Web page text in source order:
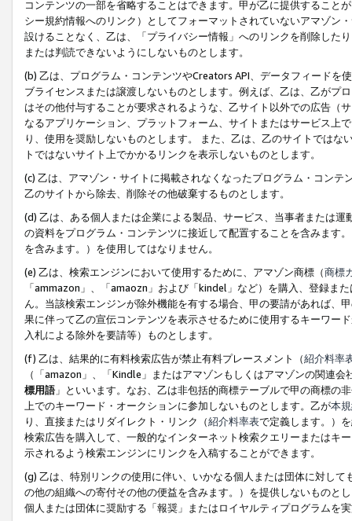
コンテンツの一部を省略することはできます。甲が乙に提供すること
シー規約情報へのリンク）としてフォーマットされていないアマゾン
設けることなく、乙は、「プライバシー情報」へのリンクを削除した
または判読できないようにしないものとします。
(b) 乙は、プログラム・コンテンツやCreators API、データフィード
ブライセンスまたは譲渡しないものとします。例えば、乙は、乙がプ
はその他付与することが要求されるような、乙サイト以外での広告（
なるアプリケーション、プラットフォーム、サイトまたはサービス上
り、使用を奨励しないものとします。 また、乙は、乙のサイトでは
トではないサイト上でかかるリンクを表示しないものとします。
(c) 乙は、アマゾン・サイトに掲載されなくなったプログラム・コン
乙のサイトから除去、削除その他破棄するものとします。
(d) 乙は、ある個人または企業による製品、サービス、当事者または
の資料をプログラム・コンテンツに接近して配置することを含みます
を含みます。）を使用してはなりません。
(e) 乙は、検索エンジンにおいて使用するために、アマゾン商標（商標
「ammazon」、「amaozn」および「kindel」など）を購入、登録ま
ん。当該検索エンジンが除外機能を有する場合、甲の要請があれば、
果に伴って乙の宣伝コンテンツを表示させるために使用するキーワー
入札による除外を要請等）ものとします。
(f) 乙は、結果的に有料検索広告が禁止有料プレースメント（紹介料率
（「amazon」、「Kindle」またはアマゾンもしくはアマゾンの関連
標用語」といいます。なお、乙は非包括的商標テーブルで甲の商標の
上でのキーワード・オークションに参加しないものとします。乙が本
り、直接またはリダイレクト・リンク（紹介料率表で定義します。）
検索広告を購入して、一般的なインターネット検索クエリーまたはキ
示されるよう検索エンジンにリンクを入稿することができます。
(g) 乙は、特別リンクの使用に伴い、いかなる個人または団体に対し
の他の組織への寄付その他の便益を含みます。）を提供しないものと
個人または団体に奨励する「報奨」またはロイヤルティプログラムを